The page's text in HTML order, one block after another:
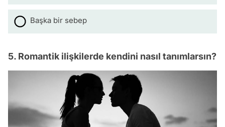
Başka bir sebep
5. Romantik ilişkilerde kendini nasıl tanımlarsın?